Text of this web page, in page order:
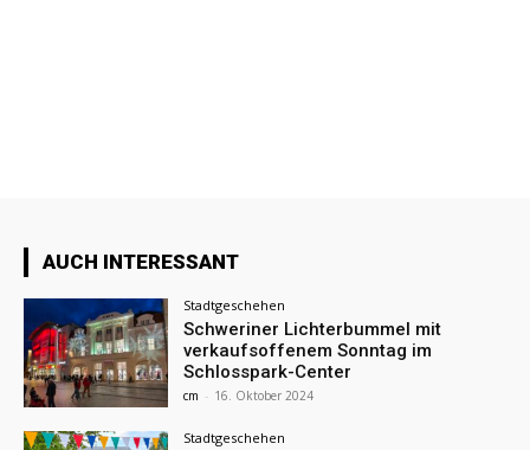
AUCH INTERESSANT
Stadtgeschehen
Schweriner Lichterbummel mit
verkaufsoffenem Sonntag im
Schlosspark-Center
cm - 16. Oktober 2024
Stadtgeschehen